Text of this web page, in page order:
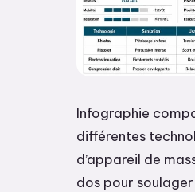
Infographie
différentes
d’appareil de
dos pour